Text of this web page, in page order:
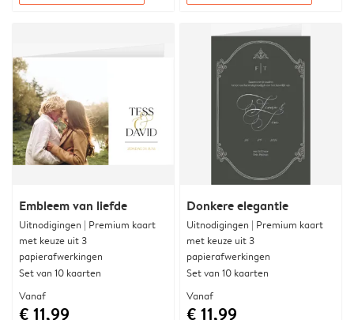
Embleem van liefde
Uitnodigingen | Premium kaart
met keuze uit 3
papierafwerkingen
Set van 10 kaarten
Vanaf
€ 11,99
Donkere elegantie
Uitnodigingen | Premium kaart
met keuze uit 3
papierafwerkingen
Set van 10 kaarten
Vanaf
€ 11,99